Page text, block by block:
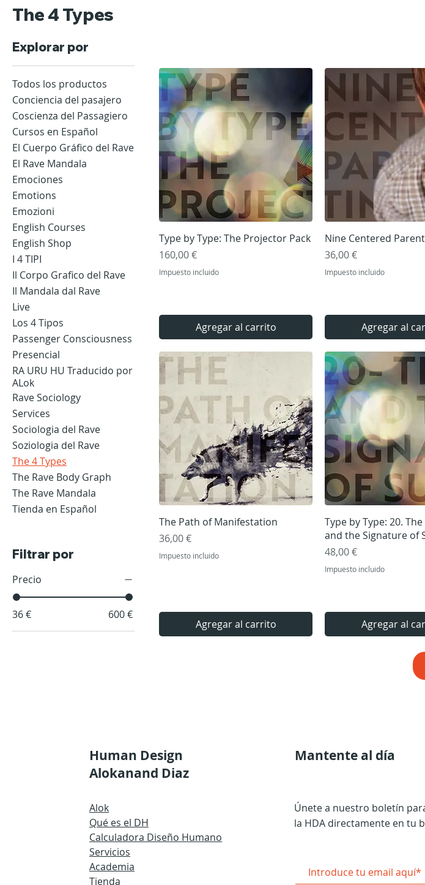
The 4 Types
Explorar por
Todos los productos
Conciencia del pasajero
Coscienza del Passagiero
Cursos en Español
El Cuerpo Gráfico del Rave
El Rave Mandala
Emociones
Emotions
Emozioni
English Courses
English Shop
I 4 TIPI
Il Corpo Grafico del Rave
Il Mandala dal Rave
Live
Los 4 Tipos
Passenger Consciousness
Presencial
RA URU HU Traducido por
ALok
Rave Sociology
Services
Sociologia del Rave
Soziologia del Rave
The 4 Types
The Rave Body Graph
The Rave Mandala
Tienda en Español
Filtrar por
Precio
36 € 600 €
Vista rápida
Type by Type: The Projector Pack
Precio
160,00 €
Impuesto incluido
Agregar al carrito
Vista
Nine Centered
Precio
36,00 €
Impuesto incluido
Agregar al
Vista rápida
The Path of Manifestation
Precio
36,00 €
Impuesto incluido
Agregar al carrito
Vista
Type by Type: 20.
and the Signature of
Precio
48,00 €
Impuesto incluido
Agregar al
Human Design
Alokanand Diaz
Alok
Qué es el DH
Calculadora Diseño Humano
Servicios
Academia
Tienda
Mantente al día
Únete a nuestro boletín
la HDA directamente en tu